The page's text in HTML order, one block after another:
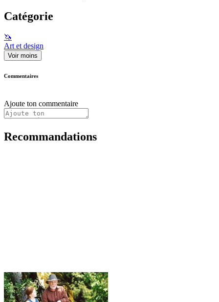
Catégorie
🦄
Art et design
Voir moins
Commentaires
Ajoute ton commentaire
Recommandations